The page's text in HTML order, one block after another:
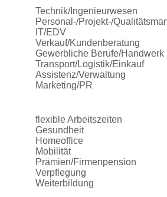
Technik/Ingenieurwesen
Personal-/Projekt-/
IT/EDV
Verkauf/Kundenberatung
Gewerbliche Berufe/Handwerk
Transport/Logistik/Einkauf
Assistenz/Verwaltung
Marketing/PR
flexible Arbeitszeiten
Gesundheit
Homeoffice
Mobilität
Prämien/Firmenpension
Verpflegung
Weiterbildung